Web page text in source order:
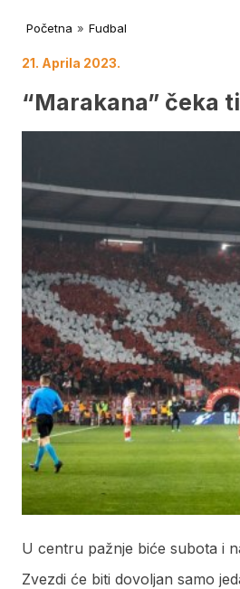
Početna » Fudbal
21. Aprila 2023.
“Marakana” čeka
U centru pažnje biće subota i
Zvezdi će biti dovoljan samo